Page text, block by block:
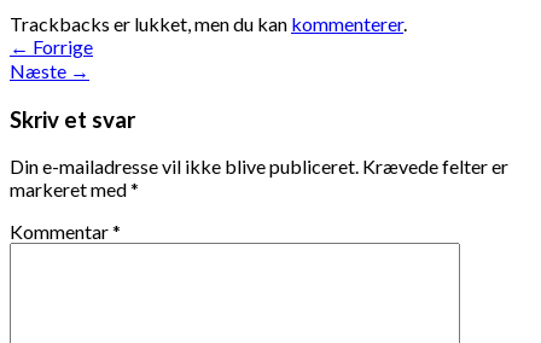
Trackbacks er lukket, men du kan kommenterer.
← Forrige
Næste →
Skriv et svar
Din e-mailadresse vil ikke blive publiceret. Krævede felter er
markeret med*
Kommentar*